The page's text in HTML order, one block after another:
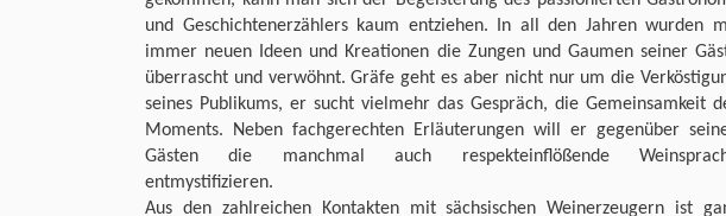
und Geschichtenerzählers kaum entziehen. In all den Jahren wurden
immer neuen Ideen und Kreationen die Zungen und Gaumen seiner
überrascht und verwöhnt. Gräfe geht es aber nicht nur um die
seines Publikums, er sucht vielmehr das Gespräch, die Gemeinsamkeit
Moments. Neben fachgerechten Erläuterungen will er gegenüber
Gästen die manchmal auch respekteinflößende
entmystifizieren.
Aus den zahlreichen Kontakten mit sächsischen Weinerzeugern ist